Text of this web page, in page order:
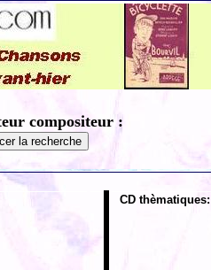
compositeur :
CD thèmatiques: